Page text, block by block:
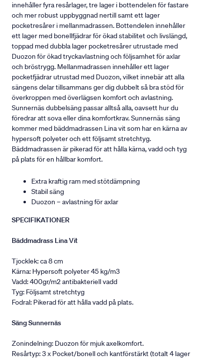
innehåller fyra resårlager, tre lager i bottendelen för fastare
och mer robust uppbyggnad nertill samt ett lager
pocketresårer i mellanmadrassen. Bottendelen innehåller
ett lager med bonellfjädrar för ökad stabilitet och livslängd,
toppad med dubbla lager pocketresårer utrustade med
Duozon för ökad tryckavlastning och följsamhet för axlar
och bröstrygg. Mellanmadrassen innehåller ett lager
pocketfjädrar utrustad med Duozon, vilket innebär att alla
sängens delar tillsammans ger dig dubbelt så bra stöd för
överkroppen med överlägsen komfort och avlastning.
Sunnernäs dubbelsäng passar alltså alla, oavsett hur du
föredrar att sova eller dina komfortkrav. Sunnernäs säng
kommer med bäddmadrassen Lina vit som har en kärna av
hypersoft polyeter och ett följsamt stretchtyg.
Bäddmadrassen är pikerad för att hålla kärna, vadd och tyg
på plats för en hållbar komfort.
Extra kraftig ram med stötdämpning
Stabil säng
Duozon – avlastning för axlar
SPECIFIKATIONER
Bäddmadrass Lina Vit
Tjocklek: ca 8 cm
Kärna: Hypersoft polyeter 45 kg/m3
Vadd: 400gr/m2 antibakteriell vadd
Tyg: Följsamt stretchtyg
Fodral: Pikerad för att hålla vadd på plats.
Säng Sunnernäs
Zonindelning: Duozon för mjuk axelkomfort.
Resårtyp: 3 x Pocket/bonell och kantförstärkt (totalt 4 lager